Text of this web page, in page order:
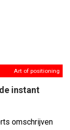
Art of positioning
instant
omschrijven